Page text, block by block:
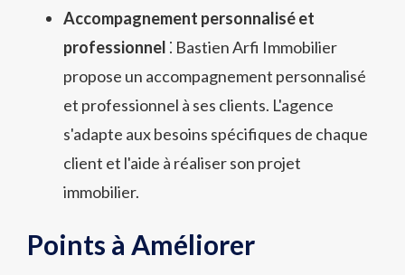
Accompagnement personnalisé et
professionnel ⁚ Bastien Arfi Immobilier
propose un accompagnement personnalisé
et professionnel à ses clients. L'agence
s'adapte aux besoins spécifiques de chaque
client et l'aide à réaliser son projet
immobilier.
Points à Améliorer